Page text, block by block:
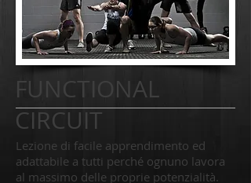
FUNCTIONAL
CIRCUIT
Lezione di facile apprendimento ed
adattabile a tutti perché ognuno lavora
al massimo delle proprie potenzialità.